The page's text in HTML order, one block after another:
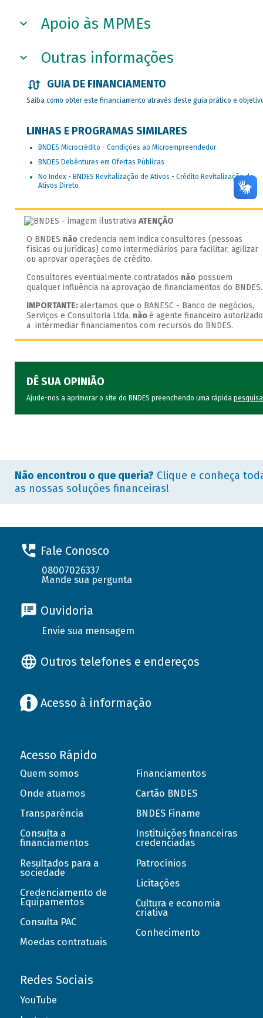
Apoio às MPMEs
Outras informações
GUIA DE FINANCIAMENTO
Saiba como obter este financiamento através deste guia prático e
LINHAS E PROGRAMAS SIMILARES
BNDES Microcrédito - Condições ao Microempreendedor
BNDES Debêntures em Ofertas Públicas
No Index - BNDES Revitalização de Ativos - Crédito Revitalização de
Ativos Direto
ATENÇÃO
O BNDES não credencia nem indica consultores (pessoas
físicas ou jurídicas) como intermediários para facilitar, agilizar
ou aprovar operações de crédito.
Consultores eventualmente contratados não possuem
qualquer influência na aprovação de financiamentos do BNDES.
IMPORTANTE:alertamos que o BANESC - Banco de negócios,
Serviços e Consultoria Ltda. nãoé agente financeiro autorizado
a intermediar financiamentos com recursos do BNDES.
DÊ SUA OPINIÃO
Ajude-nos a aprimorar o site do BNDES preenchendo uma rápida pesquisa
Não encontrou o que queria? Clique e conheça
as nossas soluções financeiras!
Fale Conosco
08007026337
Mande sua pergunta
Ouvidoria
Envie sua mensagem
Outros telefones e endereços
Acesso à informação
Acesso Rápido
Quem somos
Onde atuamos
Transparência
Consulta a
financiamentos
Resultados para a
sociedade
Credenciamento de
Equipamentos
Consulta PAC
Moedas contratuais
Financiamentos
Cartão BNDES
BNDES Finame
Instituições financeiras
credenciadas
Patrocínios
Licitações
Cultura e economia
criativa
Conhecimento
Redes Sociais
YouTube